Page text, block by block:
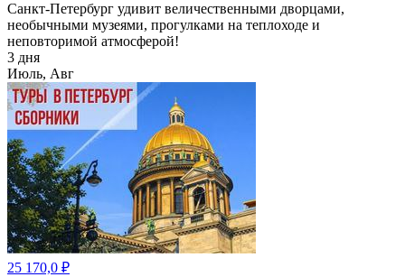
Санкт-Петербург удивит величественными дворцами,
необычными музеями, прогулками на теплоходе и
неповторимой атмосферой!
3 дня
Июль, Авг
25 170,0 ₽